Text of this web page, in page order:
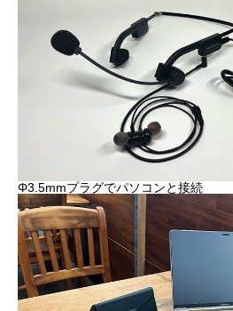
Φ3.5mmプラグでパソコンと接続